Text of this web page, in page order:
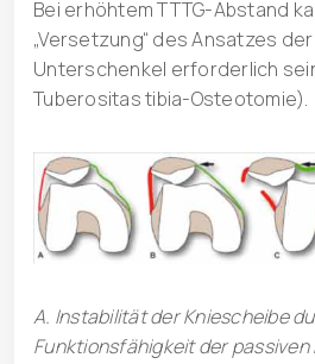
Bei erhöhtem TTTG-Abstand
„Versetzung“ des Ansatzes
Unterschenkel erforderlich
Tuberositas tibia-Osteotomie).
A. Instabilität der Kniescheibe
Funktionsfähigkeit der passiven